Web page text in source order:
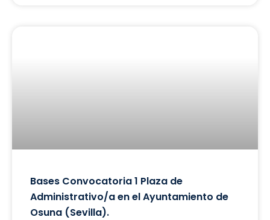
Bases Convocatoria 1 Plaza de
Administrativo/a en el Ayuntamiento de
Osuna (Sevilla).